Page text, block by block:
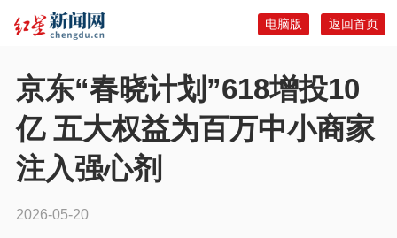
返回首页
电脑版
京东“春晓计划”618增投10
亿 五大权益为百万中小商家
注入强心剂
2026-05-20